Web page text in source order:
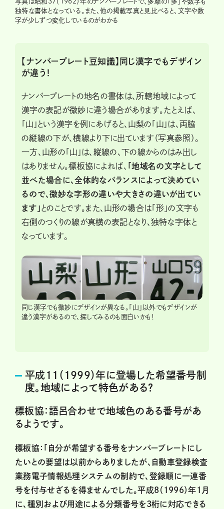
独特な書体となっている。また、他の掲載写真と見比べると、文字や数
字が少しずつ変化しているのがわかる
【ナンバープレート豆知識】同じ漢字でもデザイン
が違う！
ナンバープレートの地名の書体は、所轄地域によって
漢字の表記が微妙に違う場合があります。たとえば、
「山」という漢字を例にあげると、山梨の「山」は、両脇
の縦線の下が、横線より下に出ています（写真参照）。
一方、山形の「山」は、縦線の、下の線からのはみ出し
はありません。標板協によれば、
「地域名の文字として
並べた場合に、全体的なバランスによって決めてい
るので、微妙な字形の違いや大きさの違いが出てい
ます」とのことです。また、山形の場合は「形」の文字も
右側のつくりの線が真横の表記となり、独特な字体と
なっています。
同じ漢字でも微妙にデザインが異なる。「山」以外でもデザインが
違う漢字があるので、探してみるのも面白いかも！
平成11（1999）年に登場した希望番号制
度。地域によって特色がある？
標板協：語呂合わせで地域色のある番号があ
るようです。
標板協：「自分が希望する番号をナンバープレートにし
たいとの要望は以前からありましたが、自動車登録検査
業務電子情報処理システムの制約で、登録順に一連番
号を付与せざるを得ませんでした。平成8（1996）年1月
に、種別および用途による分類番号を3桁に対応できる